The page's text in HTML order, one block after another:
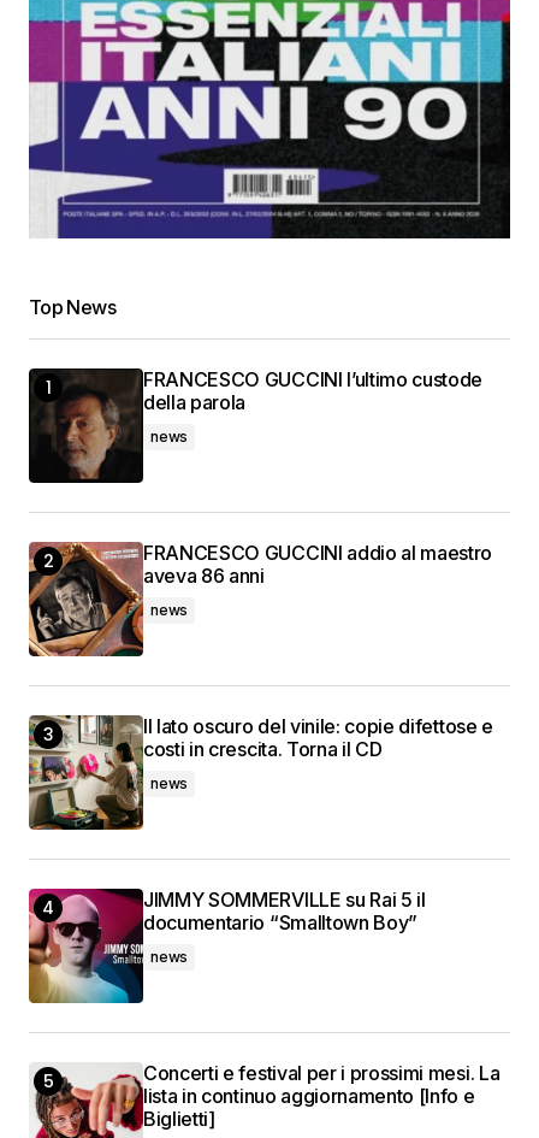
Top News
FRANCESCO GUCCINI l’ultimo custode
della parola
news
FRANCESCO GUCCINI addio al maestro
aveva 86 anni
news
Il lato oscuro del vinile: copie difettose e
costi in crescita. Torna il CD
news
JIMMY SOMMERVILLE su Rai 5 il
documentario “Smalltown Boy”
news
Concerti e festival per i prossimi mesi. La
lista in continuo aggiornamento [Info e
Biglietti]